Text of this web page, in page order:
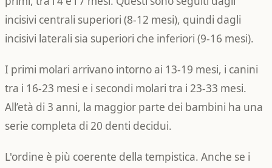
incisivi centrali superiori (8-12 mesi), quindi dagli
incisivi laterali sia superiori che inferiori (9-16 mesi).
I primi molari arrivano intorno ai 13-19 mesi, i canini
tra i 16-23 mesi e i secondi molari tra i 23-33 mesi.
All’età di 3 anni, la maggior parte dei bambini ha una
serie completa di 20 denti decidui.
L'ordine è più coerente della tempistica. Anche se i